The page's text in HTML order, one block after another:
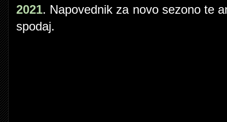
2021. Napovednik za novo sezono te
spodaj.